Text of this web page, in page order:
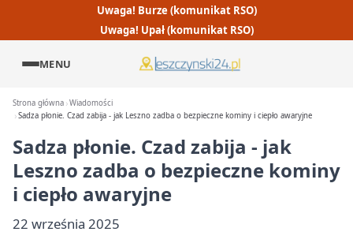
Uwaga! Burze (komunikat RSO)
Uwaga! Upał (komunikat RSO)
MENU
Strona główna Wiadomości
Sadza płonie. Czad zabija - jak Leszno zadba o bezpieczne kominy i ciepło awaryjne
Sadza płonie. Czad zabija - jak
Leszno zadba o bezpieczne kominy
i ciepło awaryjne
22 września 2025